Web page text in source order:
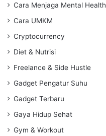
Cara Menjaga Mental Health
Cara UMKM
Cryptocurrency
Diet & Nutrisi
Freelance & Side Hustle
Gadget Pengatur Suhu
Gadget Terbaru
Gaya Hidup Sehat
Gym & Workout